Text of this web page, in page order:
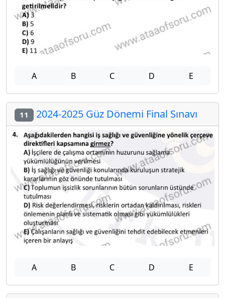
A B C D E
11 2024-2025 Güz Dönemi Final Sınavı
A B C D E